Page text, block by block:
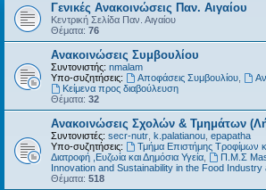
Γενικές Ανακοινώσεις Παν. Αιγαίου
Κεντρική Σελίδα Παν. Αιγαίου
Θέματα: 76
Ανακοινώσεις Συμβουλίου
Συντονιστής: nmalam
Υπο-συζητήσεις:
Αποφάσεις Συμβουλίου,
Kείμενα προς διαβούλευση
Θέματα: 32
Ανακοινώσεις Σχολών & Τμημάτων
Συντονιστές: secr-nutr k.palatianou epapatha
Υπο-συζητήσεις:
Τμήμα Επιστήμης Τροφίμων
Διατροφή ,Ευζωία και Δημόσια Υγεία
Π.Μ.Σ
Innovation and Sustainability in the Food Industry
Θέματα: 518